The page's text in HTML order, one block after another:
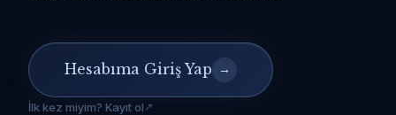
Hesabıma Giriş Yap →
İlk kez miyim? Kayıt ol